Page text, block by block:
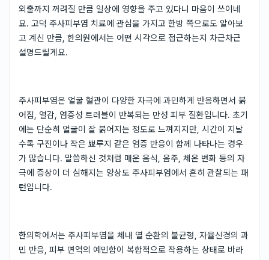
외출까지 꺼려질 만큼 일상에 영향을 주고 있다니 마음이 쓰이네
요. 고덕 주사피부염 치료에 관심을 가지고 한방 쪽으로도 알아보
고 계신 만큼, 한의원에서는 어떤 시각으로 접근하는지 차근차근
설명드릴게요.
주사피부염은 얼굴 혈관이 다양한 자극에 과민하게 반응하면서 붉
어짐, 열감, 염증성 트러블이 반복되는 만성 피부 질환입니다. 초기
에는 단순히 얼굴이 잘 붉어지는 정도로 느껴지지만, 시간이 지날
수록 구진이나 작은 뾰루지 같은 염증 반응이 함께 나타나는 경우
가 많습니다. 말씀하신 것처럼 매운 음식, 음주, 체온 변화 등의 자
극에 증상이 더 심해지는 양상도 주사피부염에서 흔히 관찰되는 패
턴입니다.
한의학에서는 주사피부염을 체내 열 순환의 불균형, 자율신경의 과
민 반응, 피부 면역의 예민함이 복합적으로 작용하는 상태로 바라